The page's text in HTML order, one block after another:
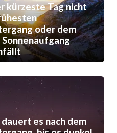
kürzeste Tag nicht
oder dem
es nach dem